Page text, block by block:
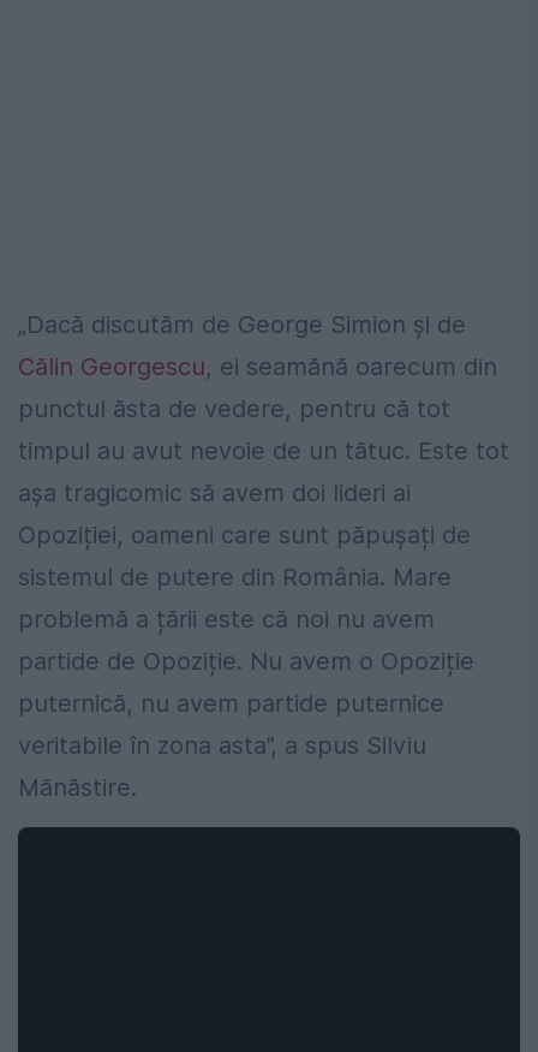
„Dacă discutăm de George Simion și de
Călin Georgescu, ei seamănă oarecum din
punctul ăsta de vedere, pentru că tot
timpul au avut nevoie de un tătuc. Este tot
așa tragicomic să avem doi lideri ai
Opoziției, oameni care sunt păpușați de
sistemul de putere din România. Mare
problemă a țării este că noi nu avem
partide de Opoziție. Nu avem o Opoziție
puternică, nu avem partide puternice
veritabile în zona asta”, a spus Silviu
Mănăstire.